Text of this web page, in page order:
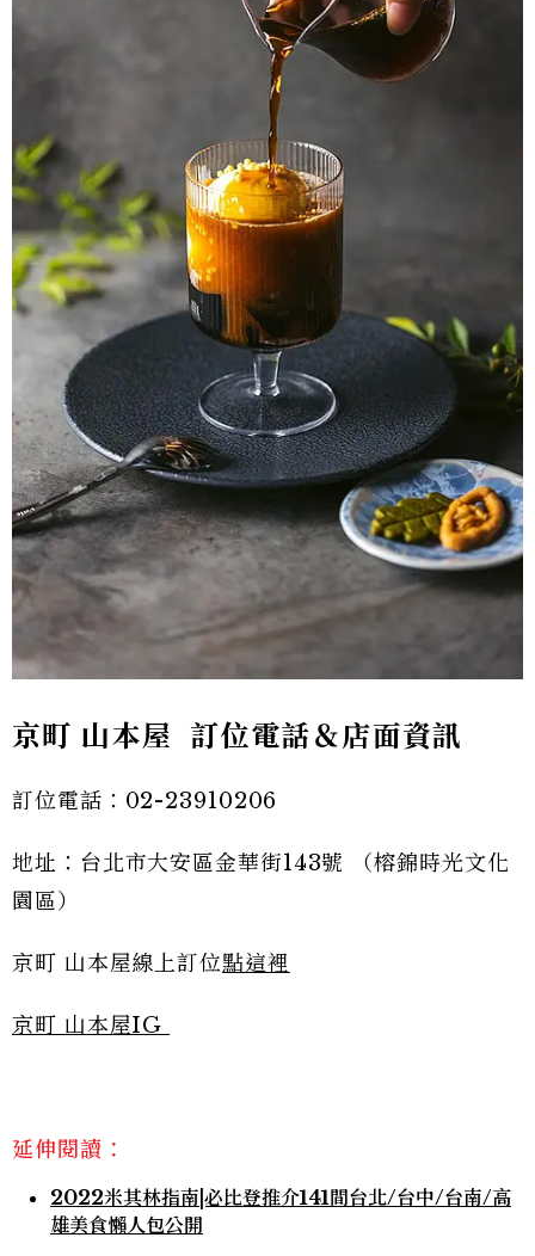
京町 山本屋 訂位電話＆店面資訊
訂位電話：02-23910206
地址：台北市大安區金華街143號 （榕錦時光文化
園區）
京町 山本屋線上訂位點這裡
京町 山本屋IG
延伸閱讀：
2022米其林指南|必比登推介141間台北/台中/台南/高
雄美食懶人包公開